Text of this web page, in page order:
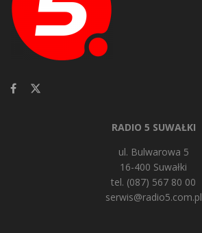
RADIO 5 SUWAŁKI
ul. Bulwarowa 5
16-400 Suwałki
tel. (087) 567 80 00
serwis@radio5.com.pl